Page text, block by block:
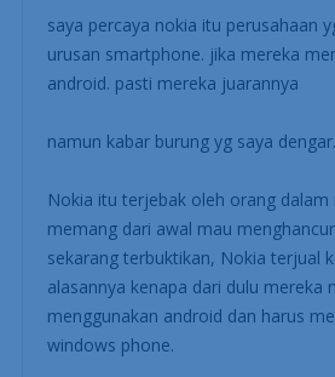
saya percaya nokia itu perusahaan
urusan smartphone. jika mereka
android. pasti mereka juarannya
namun kabar burung yg saya dengar.
Nokia itu terjebak oleh orang
memang dari awal mau
sekarang terbuktikan, Nokia terjual
alasannya kenapa dari dulu mereka
menggunakan android dan harus
windows phone.